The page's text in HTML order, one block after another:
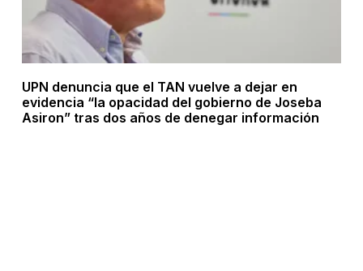
UPN denuncia que el TAN vuelve a dejar en
evidencia “la opacidad del gobierno de Joseba
Asiron” tras dos años de denegar información